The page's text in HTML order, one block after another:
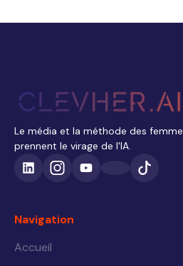
Le média et la méthode des
prennent le virage de l'IA.
Navigation
Accueil